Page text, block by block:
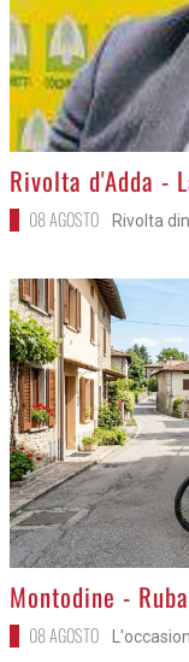
>
Rivolta d'Adda -
08 AGOSTO Rivolta
>Montodine -
08 AGOSTO